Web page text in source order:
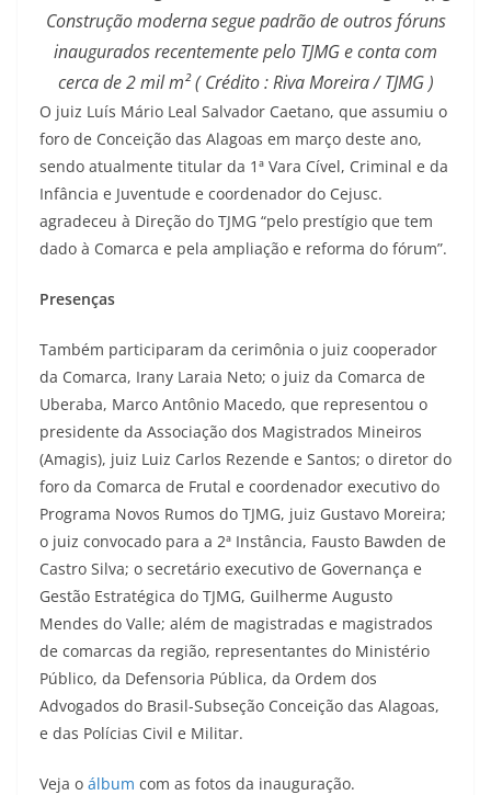
Construção moderna segue padrão de outros fóruns
inaugurados recentemente pelo TJMG e conta com
cerca de 2 mil m² ( Crédito : Riva Moreira / TJMG )
O juiz Luís Mário Leal Salvador Caetano, que assumiu o
foro de Conceição das Alagoas em março deste ano,
sendo atualmente titular da 1ª Vara Cível, Criminal e da
Infância e Juventude e coordenador do Cejusc.
agradeceu à Direção do TJMG “pelo prestígio que tem
dado à Comarca e pela ampliação e reforma do fórum”.
Presenças
Também participaram da cerimônia o juiz cooperador
da Comarca, Irany Laraia Neto; o juiz da Comarca de
Uberaba, Marco Antônio Macedo, que representou o
presidente da Associação dos Magistrados Mineiros
(Amagis), juiz Luiz Carlos Rezende e Santos; o diretor do
foro da Comarca de Frutal e coordenador executivo do
Programa Novos Rumos do TJMG, juiz Gustavo Moreira;
o juiz convocado para a 2ª Instância, Fausto Bawden de
Castro Silva; o secretário executivo de Governança e
Gestão Estratégica do TJMG, Guilherme Augusto
Mendes do Valle; além de magistradas e magistrados
de comarcas da região, representantes do Ministério
Público, da Defensoria Pública, da Ordem dos
Advogados do Brasil-Subseção Conceição das Alagoas,
e das Polícias Civil e Militar.
Veja o álbum com as fotos da inauguração.